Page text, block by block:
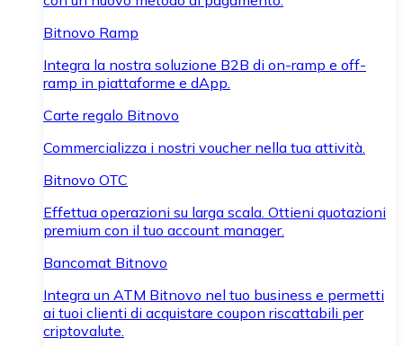
Bitnovo Ramp
Integra la nostra soluzione B2B di on-ramp e off-
ramp in piattaforme e dApp.
Carte regalo Bitnovo
Commercializza i nostri voucher nella tua attività.
Bitnovo OTC
Effettua operazioni su larga scala. Ottieni quotazioni
premium con il tuo account manager.
Bancomat Bitnovo
Integra un ATM Bitnovo nel tuo business e permetti
ai tuoi clienti di acquistare coupon riscattabili per
criptovalute.